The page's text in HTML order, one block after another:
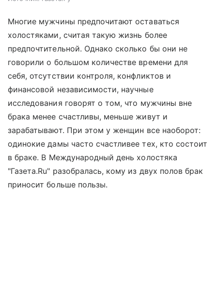
Многие мужчины предпочитают оставаться
холостяками, считая такую жизнь более
предпочтительной. Однако сколько бы они не
говорили о большом количестве времени для
себя, отсутствии контроля, конфликтов и
финансовой независимости, научные
исследования говорят о том, что мужчины вне
брака менее счастливы, меньше живут и
зарабатывают. При этом у женщин все наоборот:
одинокие дамы часто счастливее тех, кто состоит
в браке. В Международный день холостяка
"Газета.Ru" разобралась, кому из двух полов брак
приносит больше пользы.